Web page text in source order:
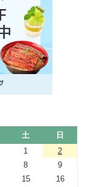
土
日
1
2
8
9
15
16